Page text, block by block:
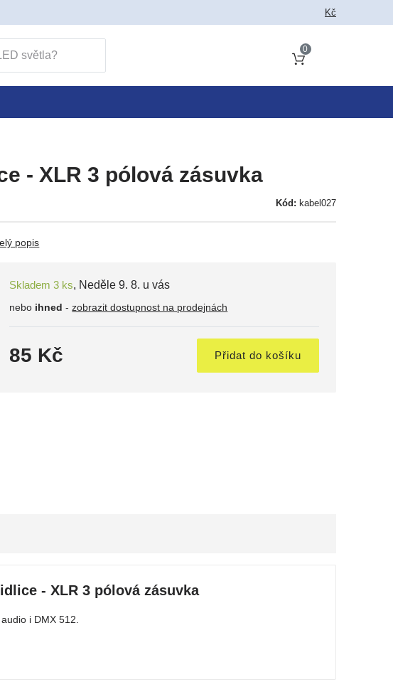
Kč
0
- XLR 3 pólová zásuvka
Kód: kabel027
popis
Skladem 3 ks, Neděle 9. 8. u vás
nebo ihned -zobrazit dostupnost na prodejnách
85 Kč Přidat do košíku
- XLR 3 pólová zásuvka
i DMX 512.